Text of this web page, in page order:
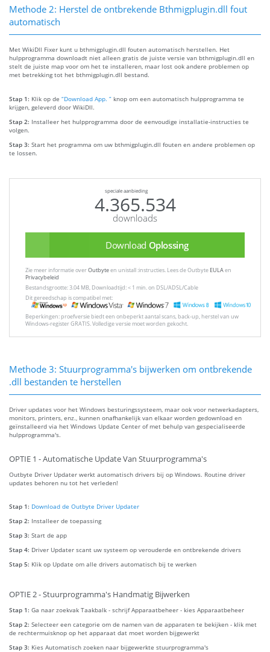
Methode 2: Herstel de ontbrekende Bthmigplugin.dll fout
automatisch
Met WikiDll Fixer kunt u bthmigplugin.dll fouten automatisch herstellen. Het
hulpprogramma downloadt niet alleen gratis de juiste versie van bthmigplugin.dll en
stelt de juiste map voor om het te installeren, maar lost ook andere problemen op
met betrekking tot het bthmigplugin.dll bestand.
Stap 1: Klik op de “Download App. ” knop om een automatisch hulpprogramma te
krijgen, geleverd door WikiDll.
Stap 2: Installeer het hulpprogramma door de eenvoudige installatie-instructies te
volgen.
Stap 3: Start het programma om uw bthmigplugin.dll fouten en andere problemen op
te lossen.
speciale aanbieding
4.365.534
downloads
Download Oplossing
Zie meer informatie overOutbyteen unistall :instructies. Lees de Outbyte EULAen
Privacybeleid
Bestandsgrootte: 3.04 MB, Downloadtijd: < 1 min. on DSL/ADSL/Cable
Dit gereedschap is compatibel met:
Beperkingen: proefversie biedt een onbeperkt aantal scans, back-up, herstel van uw
Windows-register GRATIS. Volledige versie moet worden gekocht.
Methode 3: Stuurprogramma's bijwerken om ontbrekende
.dll bestanden te herstellen
Driver updates voor het Windows besturingssysteem, maar ook voor netwerkadapters,
monitors, printers, enz., kunnen onafhankelijk van elkaar worden gedownload en
geïnstalleerd via het Windows Update Center of met behulp van gespecialiseerde
hulpprogramma's.
OPTIE 1 - Automatische Update Van Stuurprogramma's
Outbyte Driver Updater werkt automatisch drivers bij op Windows. Routine driver
updates behoren nu tot het verleden!
Stap 1: Download de Outbyte Driver Updater
Stap 2: Installeer de toepassing
Stap 3: Start de app
Stap 4: Driver Updater scant uw systeem op verouderde en ontbrekende drivers
Stap 5: Klik op Update om alle drivers automatisch bij te werken
OPTIE 2 - Stuurprogramma's Handmatig Bijwerken
Stap 1: Ga naar zoekvak Taakbalk - schrijf Apparaatbeheer - kies Apparaatbeheer
Stap 2: Selecteer een categorie om de namen van de apparaten te bekijken - klik met
de rechtermuisknop op het apparaat dat moet worden bijgewerkt
Stap 3: Kies Automatisch zoeken naar bijgewerkte stuurprogramma's